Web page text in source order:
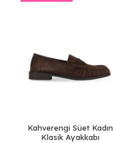
Kahverengi Süet Kadın
Klasik Ayakkabı